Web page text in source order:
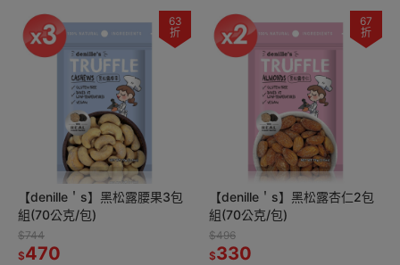
63
折
【denille＇s】黑松露腰果3包
組(70公克/包)
$744
$470
67
折
【denille＇s】黑松露杏仁2包
組(70公克/包)
$496
$330